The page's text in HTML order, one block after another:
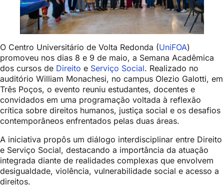
O Centro Universitário de Volta Redonda (UniFOA)
promoveu nos dias 8 e 9 de maio, a Semana Acadêmica
dos cursos de Direito e Serviço Social. Realizado no
auditório William Monachesi, no campus Olezio Galotti, em
Três Poços, o evento reuniu estudantes, docentes e
convidados em uma programação voltada à reflexão
crítica sobre direitos humanos, justiça social e os desafios
contemporâneos enfrentados pelas duas áreas.
A iniciativa propôs um diálogo interdisciplinar entre Direito
e Serviço Social, destacando a importância da atuação
integrada diante de realidades complexas que envolvem
desigualdade, violência, vulnerabilidade social e acesso a
direitos.